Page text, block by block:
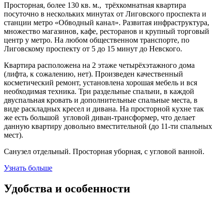
Просторная, более 130 кв. м., трёхкомнатная квартира
посуточно в нескольких минутах от Лиговского проспекта и
станции метро «Обводный канал». Развитая инфраструктура,
множество магазинов, кафе, ресторанов и крупный торговый
центр у метро. На любом общественном транспорте, по
Лиговскому проспекту от 5 до 15 минут до Невского.
Квартира расположена на 2 этаже четырёхэтажного дома
(лифта, к сожалению, нет). Произведен качественный
косметический ремонт, установлена хорошая мебель и вся
необходимая техника. Три раздельные спальни, в каждой
двуспальная кровать и дополнительные спальные места, в
виде раскладных кресел и дивана. На просторной кухне так
же есть большой угловой диван-трансформер, что делает
данную квартиру довольно вместительной (до 11-ти спальных
мест).
Санузел отдельный. Просторная уборная, с угловой ванной.
Узнать больше
Удобства и особенности